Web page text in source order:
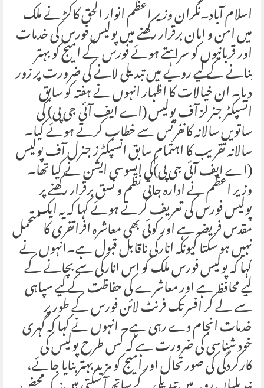
اسلام آباد۔نگران وزیر اعظم انوار الحق کاکڑ نے ملک
میں امن و امان برقرار رکھنے میں پولیس فورس کی خدمات
اور قربانیوں کو سراہتے ہوئے فورس کے امیج کو بہتر
بنانے کے لیے رویے میں تبدیلی لانے کی ضرورت پر زور
دیا۔ ان خیالات کا اظہار انہوں نے ہفتہ کو سابق
انسپکٹر جنرلز آف پولیس (اے ایف آئی جی پی) کی
ساتویں سالانہ کانفرنس سے خطاب کرتے ہوئے کیا۔
سالانہ تقریب کا اہتمام سابق انسپکٹرز جنرل آف پولیس
(اے ایف آئی جی پی)کی ایسوسی ایشن نے کیا تھا۔
وزیر اعظم نے ادارہ جاتی نظم و نسق برقرار رکھنے پر
پولیس فورس کی تعریف کرتے ہوئے کہا کہ یہ ایک
مقدس فریضہ ہے اور کوئی بھی معاشرہ افراتفری کا متحمل
نہیں ہو سکتا کیونکہ انارکی ناقابل قبول ہے۔انہوں نے
کہا کہ پولیس فورس ملک کو اس انارکی سے بچانے کے
لیے محافظ ہے اور معاشرے کی حفاظت کے لیے سپاہی
سے لے کر افسر تک فرنٹ لائن فورس کے طور پر
خدمات انجام دے رہی ہے۔ انہوں نے کہا کہ گہری
خود شناسی کی ضرورت ہے کہ کس طرح پولیس کی
کارکردگی کی صورتحال اور امیج کو مزید بہتر بنایا جائے،